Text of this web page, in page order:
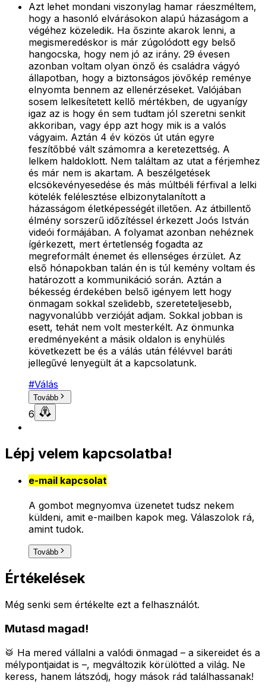
Azt lehet mondani viszonylag hamar ráeszméltem,
hogy a hasonló elvárásokon alapú házaságom a
végéhez közeledik. Ha őszinte akarok lenni, a
megismeredéskor is már zúgolódott egy belső
hangocska, hogy nem jó az irány. 29 évesen
azonban voltam olyan önző és családra vágyó
állapotban, hogy a biztonságos jövőkép reménye
elnyomta bennem az ellenérzéseket. Valójában
sosem lelkesítetett kellő mértékben, de ugyanígy
igaz az is hogy én sem tudtam jól szeretni senkit
akkoriban, vagy épp azt hogy mik is a valós
vágyaim. Aztán 4 év közös út után egyre
feszítőbbé vált számomra a keretezettség. A
lelkem haldoklott. Nem találtam az utat a férjemhez
és már nem is akartam. A beszélgetések
elcsökevényesedése és más múltbéli férfival a lelki
kötelék felélesztése elbizonytalanított a
házasságom életképességét illetően. Az átbillentő
élmény sorszerű időzítéssel érkezett Joós István
videói formájában. A folyamat azonban nehéznek
ígérkezett, mert értetlenség fogadta az
megreformált énemet és ellenséges érzület. Az
első hónapokban talán én is túl kemény voltam és
határozott a kommunikáció során. Aztán a
békesség érdekében belső igényem lett hogy
önmagam sokkal szelidebb, szereteteljesebb,
nagyvonalúbb verzióját adjam. Sokkal jobban is
esett, tehát nem volt mesterkélt. Az önmunka
eredményeként a másik oldalon is enyhülés
következett be és a válás után félévvel baráti
jellegűvé lenyegült át a kapcsolatunk.
#Válás
Tovább
6
Lépj velem kapcsolatba!
e-mail kapcsolat
A gombot megnyomva üzenetet tudsz nekem
küldeni, amit e-mailben kapok meg. Válaszolok rá,
amint tudok.
Tovább
Értékelések
Még senki sem értékelte ezt a felhasználót.
Mutasd magad!
🥁 Ha mered vállalni a valódi önmagad – a sikereidet és a
mélypontjaidat is –, megváltozik körülötted a világ. Ne
keress, hanem látszódj, hogy mások rád találhassanak!